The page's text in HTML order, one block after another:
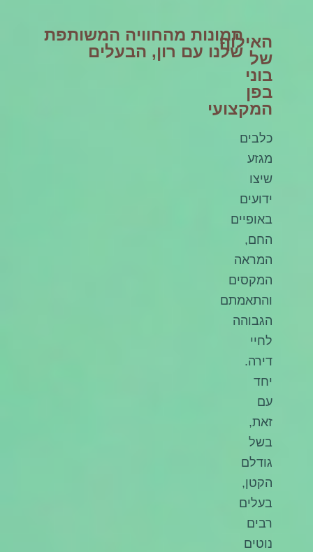
האילוף
של
בוני
בפן
המקצועי
כלבים
מגזע
שיצו
ידועים
באופיים
החם,
המראה
המקסים
והתאמתם
הגבוהה
לחיי
דירה.
יחד
עם
זאת,
בשל
גודלם
הקטן,
בעלים
רבים
נוטים
תמונות מהחוויה המשותפת
שלנו עם רון, הבעלים